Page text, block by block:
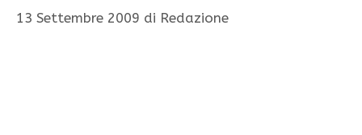
13 Settembre 2009 di Redazione